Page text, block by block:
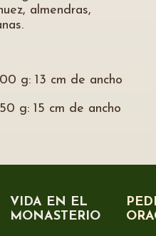
almendras,
g: 13 cm de ancho
g: 15 cm de ancho
VIDA EN EL
MONASTERIO